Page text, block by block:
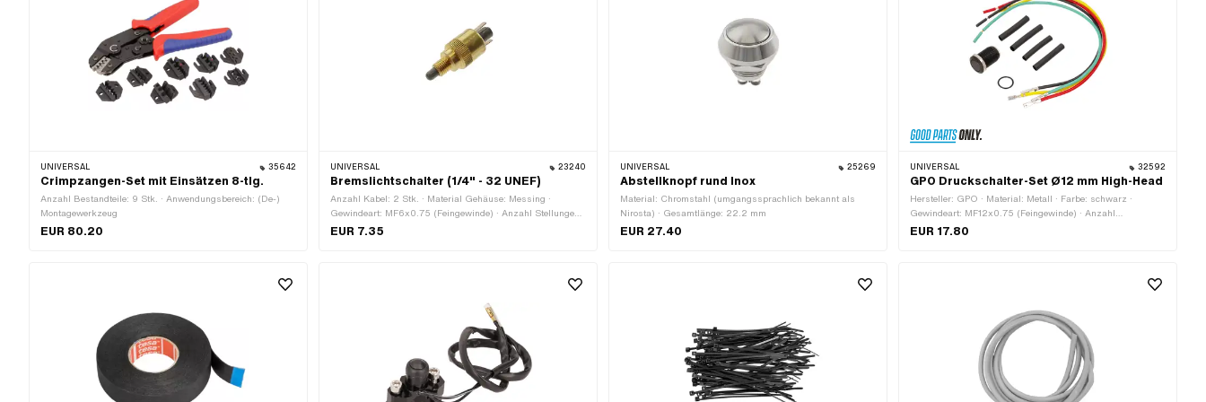
UNIVERSAL 35642
Crimpzangen-Set mit Einsätzen 8-tlg.
Anzahl Bestandteile: 9 Stk. · Anwendungsbereich: (De-)
Montagewerkzeug
EUR 80.20
UNIVERSAL 23240
Bremslichtschalter (1/4" - 32 UNEF)
Anzahl Kabel: 2 Stk. · Material Gehäuse: Messing ·
Gewindeart: MF6x0.75 (Feingewinde) · Anzahl Stellungen:
2 Stk. · Gesamtlänge: 36 mm
EUR 7.35
UNIVERSAL 25269
Abstellknopf rund Inox
Material: Chromstahl (umgangssprachlich bekannt als
Nirosta) · Gesamtlänge: 22.2 mm
EUR 27.40
UNIVERSAL 32592
GPO Druckschalter-Set Ø12 mm High-Head
Hersteller: GPO · Material: Metall · Farbe: schwarz ·
Gewindeart: MF12x0.75 (Feingewinde) · Anzahl
Stellungen: 2 Stk. · Anzahl Kabel: 4 Stk. · Gesamtlänge: 27
EUR 17.80